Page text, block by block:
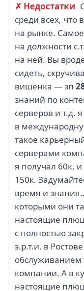
✗ Недостатки
среди всех, что
на рынке.
на должности
на ней. Вы
сидеть,
вишенка — зп
знаний по
серверов и т.д.
в
такое
серверами
я получал 60к,
150к.
время и
которыми они
настоящие
с полностью
э.р.т.и. в
обслуживанием
компании. А в
настоящие